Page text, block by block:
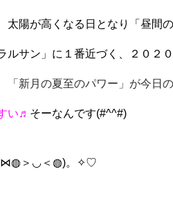
太陽が高くなる日となり「昼間
ルサン」に１番近づく、２０２
「新月の夏至のパワー」が今日
い♬ そーなんです(#^^#)
(⋈◍＞◡＜◍)。✧♡